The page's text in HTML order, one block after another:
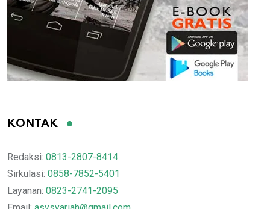
KONTAK
Redaksi: 0813-2807-8414
Sirkulasi: 0858-7852-5401
Layanan: 0823-2741-2095